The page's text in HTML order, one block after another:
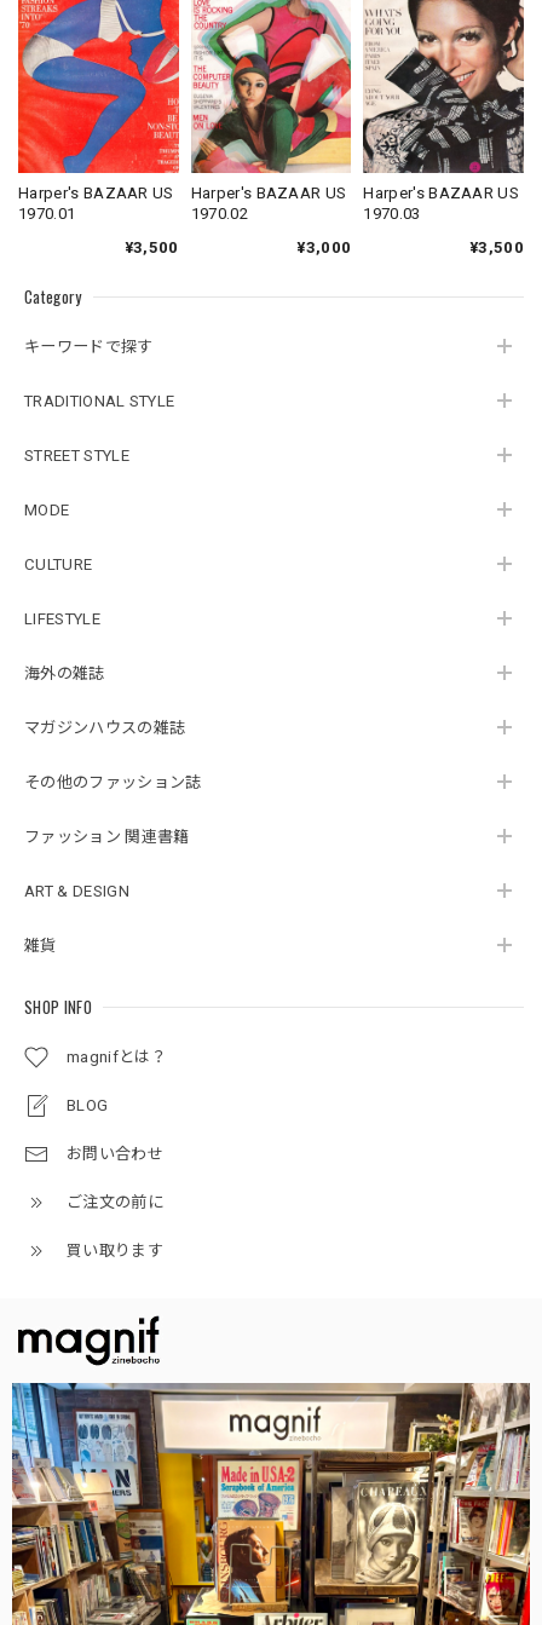
Category
キーワードで探す
TRADITIONAL STYLE
STREET STYLE
MODE
CULTURE
LIFESTYLE
海外の雑誌
マガジンハウスの雑誌
その他のファッション誌
ファッション 関連書籍
ART & DESIGN
雑貨
SHOP INFO
magnifとは？
BLOG
お問い合わせ
ご注文の前に
買い取ります
Harper's BAZAAR US
1970.01
¥3,500
Harper's BAZAAR US
1970.02
¥3,000
Harper's BAZAAR US
1970.03
¥3,500